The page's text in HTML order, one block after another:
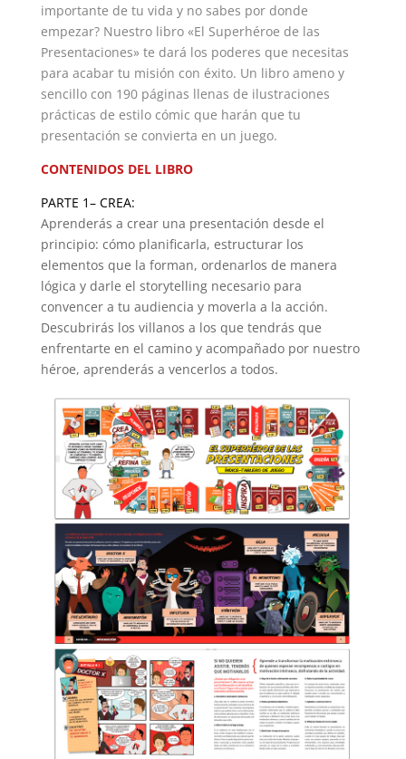
importante de tu vida y no sabes por donde
empezar? Nuestro libro «El Superhéroe de las
Presentaciones» te dará los poderes que necesitas
para acabar tu misión con éxito. Un libro ameno y
sencillo con 190 páginas llenas de ilustraciones
prácticas de estilo cómic que harán que tu
presentación se convierta en un juego.
CONTENIDOS DEL LIBRO
PARTE 1– CREA:
Aprenderás a crear una presentación desde el
principio: cómo planificarla, estructurar los
elementos que la forman, ordenarlos de manera
lógica y darle el storytelling necesario para
convencer a tu audiencia y moverla a la acción.
Descubrirás los villanos a los que tendrás que
enfrentarte en el camino y acompañado por nuestro
héroe, aprenderás a vencerlos a todos.